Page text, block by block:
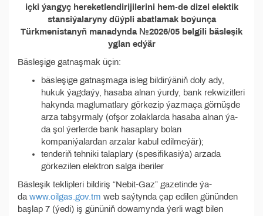
içki ýangyç hereketlendirijilerini hem-de dizel elektik
stansiýalaryny düýpli abatlamak boýunça
Türkmenistanyň manadynda №2026/05 belgili bäsleşik
yglan edýär
Bäsleşige gatnaşmak üçin:
bäsleşige gatnaşmaga isleg bildirýäniň doly ady,
hukuk ýagdaýy, hasaba alnan ýurdy, bank rekwizitleri
hakynda maglumatlary görkezip ýazmaça görnüşde
arza tabşyrmaly (ofşor zolaklarda hasaba alnan ýa-
da şol ýerlerde bank hasaplary bolan
kompaniýalardan arzalar kabul edilmeýär);
tenderiň tehniki talaplary (spesifikasiýa) arzada
görkezilen elektron salga iberiler
Bäsleşik teklipleri bildiriş “Nebit-Gaz” gazetinde ýa-
da www.oilgas.gov.tm web saýtynda çap edilen gününden
başlap 7 (ýedi) iş gününiň dowamynda ýerli wagt bilen